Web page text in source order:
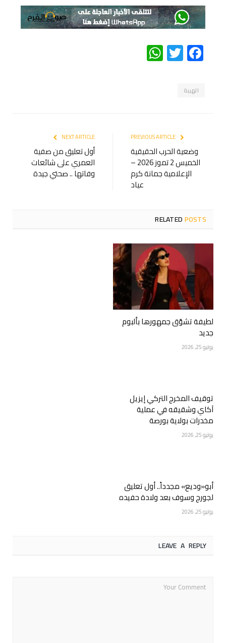
Facebook
Twitter
WhatsApp
الهيبة
وضعية الحرب الحقيقية
الخميس 2 تموز 2026 –
الإعلامية جمانة كرم
عياد
NEXT ARTICLE
أول تعليق من صفية
العمري على شائعات
وفاتها .. صحتي جيدة
RELATEDPOSTS
لطيفة تشوّق جمهورها بألبوم
جديد
يوليو 25, 2026
توقيف المخرج التركي إيزيل
آكاي وشقيقه في عملية
مخدرات بولاية بورصة
يوليو 25, 2026
أبو«وديع» مجدداً.. أول تعليق
لجورج وسوف بعد ولادة حفيده
يوليو 25, 2026
LEAVE A REPLY